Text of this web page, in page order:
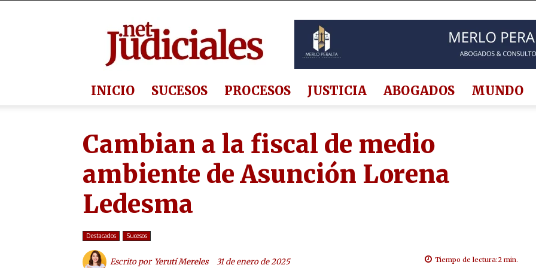
INICIO SUCESOS PROCESOS JUSTICIA ABOGADOS MUNDO
Cambian a la fiscal de medio
ambiente de Asunción Lorena
Ledesma
Destacados Sucesos
Escrito por Yerutí Mereles 31 de enero de 2025 Tiempo de lectura:2 min.